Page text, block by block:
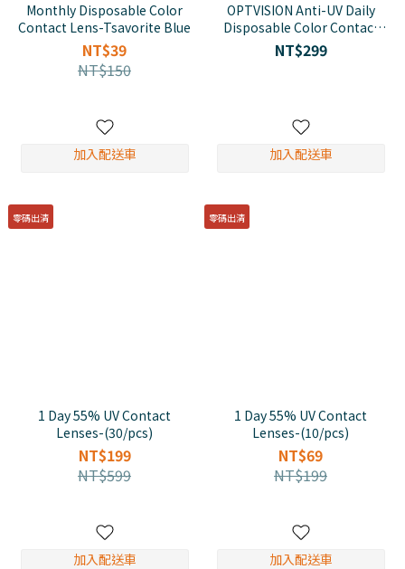
Monthly Disposable Color
Contact Lens-Tsavorite Blue
NT$39
NT$150
加入配送車
OPTVISION Anti-UV Daily
Disposable Color Contact
Lens - Earl Brown
NT$299
加入配送車
零碼出清
1 Day 55% UV Contact
Lenses-(30/pcs)
NT$199
NT$599
加入配送車
零碼出清
1 Day 55% UV Contact
Lenses-(10/pcs)
NT$69
NT$199
加入配送車